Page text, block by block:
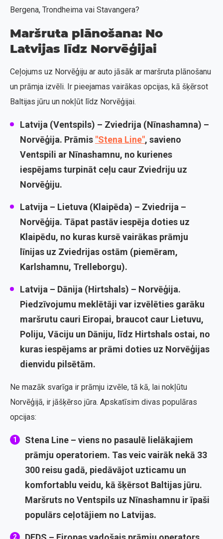
Bergena, Trondheima vai Stavangera?
Maršruta plānošana: No
Latvijas līdz Norvēģijai
Ceļojums uz Norvēģiju ar auto jāsāk ar maršruta plānošanu
un prāmja izvēli. Ir pieejamas vairākas opcijas, kā šķērsot
Baltijas jūru un nokļūt līdz Norvēģijai.
Latvija (Ventspils) – Zviedrija (Nīnashamna) –
Norvēģija. Prāmis "Stena Line", savieno
Ventspili ar Nīnashamnu, no kurienes
iespējams turpināt ceļu caur Zviedriju uz
Norvēģiju.
Latvija – Lietuva (Klaipēda) – Zviedrija –
Norvēģija. Tāpat pastāv iespēja doties uz
Klaipēdu, no kuras kursē vairākas prāmju
līnijas uz Zviedrijas ostām (piemēram,
Karlshamnu, Trelleborgu).
Latvija – Dānija (Hirtshals) – Norvēģija.
Piedzīvojumu meklētāji var izvēlēties garāku
maršrutu cauri Eiropai, braucot caur Lietuvu,
Poliju, Vāciju un Dāniju, līdz Hirtshals ostai, no
kuras iespējams ar prāmi doties uz Norvēģijas
dienvidu pilsētām.
Ne mazāk svarīga ir prāmju izvēle, tā kā, lai nokļūtu
Norvēģijā, ir jāšķērso jūra. Apskatīsim divas populāras
opcijas:
Stena Line – viens no pasaulē lielākajiem
prāmju operatoriem. Tas veic vairāk nekā 33
300 reisu gadā, piedāvājot uzticamu un
komfortablu veidu, kā šķērsot Baltijas jūru.
Maršruts no Ventspils uz Nīnashamnu ir īpaši
populārs ceļotājiem no Latvijas.